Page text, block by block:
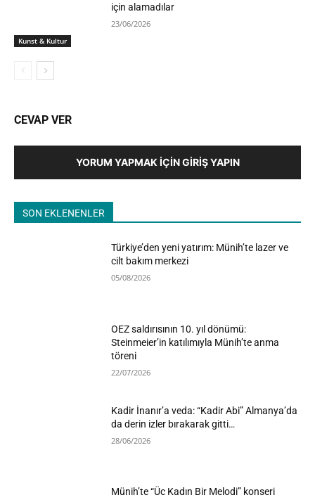
Kunst & Kultur
için alamadılar
23/06/2026
CEVAP VER
YORUM YAPMAK İÇIN GIRIŞ YAPIN
SON EKLENENLER
Türkiye’den yeni yatırım: Münih’te lazer ve
cilt bakım merkezi
05/08/2026
OEZ saldırısının 10. yıl dönümü:
Steinmeier’in katılımıyla Münih’te anma
töreni
22/07/2026
Kadir İnanır’a veda: “Kadir Abi” Almanya’da
da derin izler bırakarak gitti…
28/06/2026
Münih’te “Üç Kadın Bir Melodi” konseri